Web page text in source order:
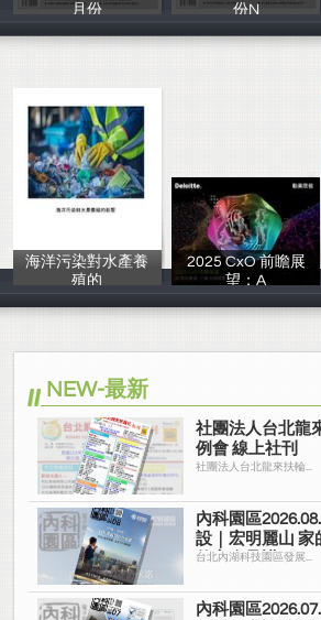
月份
IBU出版社
份N
IBU出版社
海洋污染對水產養
殖的
11219
2025 CxO 前瞻展
望：A
勤業眾信聯合會
NEW-最新
社團法人台北龍
例會 線上社刊
社團法人台北龍來扶輪...
內科園區
設｜宏明麗山 家
的安全承諾
台北內湖科技園區發展...
內科園區